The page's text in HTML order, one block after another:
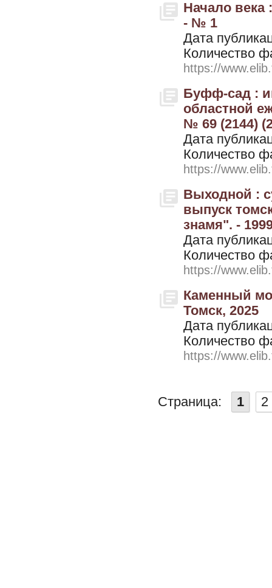
Начало века
- № 1
Дата
Количество
https://
Буфф-сад :
областной
№ 69 (2144)
Дата
Количество
https://
Выходной :
выпуск
знамя". -
Дата
Количество
https://
Каменный
Томск, 2025
Дата
Количество
https://
Страница: 1 2